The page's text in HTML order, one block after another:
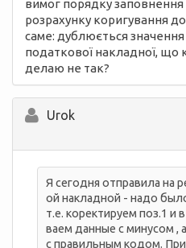
вимог порядку
розрахунку коригування
саме: дублюється
податкової накладної, що
делаю не так?
Urok
Я сегодня отправила на
ой накладной - надо
т.е. коректируем поз.1 и
ваем данные с минусом ,
с правильным кодом.